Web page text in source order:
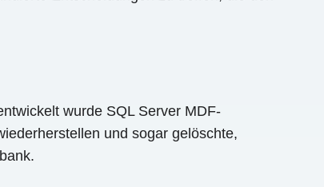
wurde SQL Server MDF-
und sogar gelöschte,